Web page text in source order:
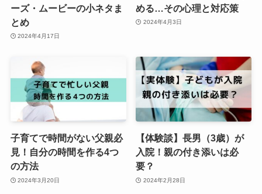
ーズ・ムービーの小ネタま
とめ
2024年4月17日
める…その心理と対応策
2024年4月3日
子育てで時間がない父親必
見！自分の時間を作る4つ
の方法
2024年3月20日
【体験談】長男（3歳）が
入院！親の付き添いは必
要？
2024年2月28日